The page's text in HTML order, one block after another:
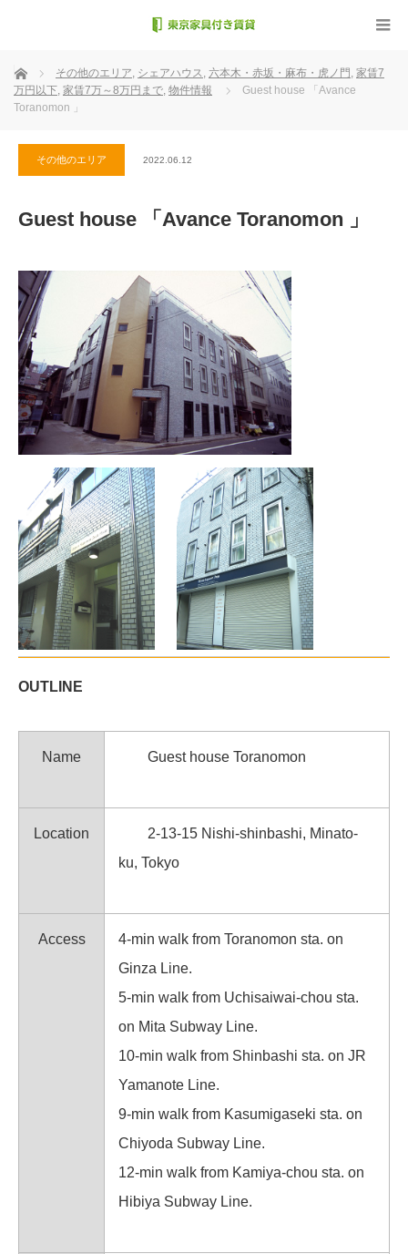
ホーム その他のエリア, シェアハウス, 六本木・赤坂・麻布・虎ノ門 , 家賃7
万円以下, 家賃7万～8万円まで, 物件情報
Guest house 「Avance
Toranomon 」
その他のエリア 2022.06.12
Guest house 「Avance Toranomon 」
OUTLINE
Name Guest house Toranomon
Location
2-13-15 Nishi-shinbashi, Minato-
ku, Tokyo
Access
4-min walk from Toranomon sta. on
Ginza Line.
5-min walk from Uchisaiwai-chou sta.
on Mita Subway Line.
10-min walk from Shinbashi sta. on JR
Yamanote Line.
9-min walk from Kasumigaseki sta. on
Chiyoda Subway Line.
12-min walk from Kamiya-chou sta. on
Hibiya Subway Line.